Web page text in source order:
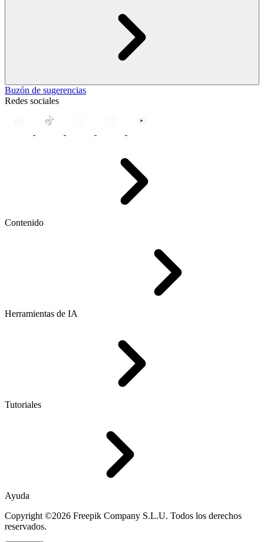
Buzón de sugerencias
Redes sociales
Contenido
Herramientas de IA
Tutoriales
Ayuda
Copyright ©2026 Freepik Company S.L.U. Todos los derechos
reservados.